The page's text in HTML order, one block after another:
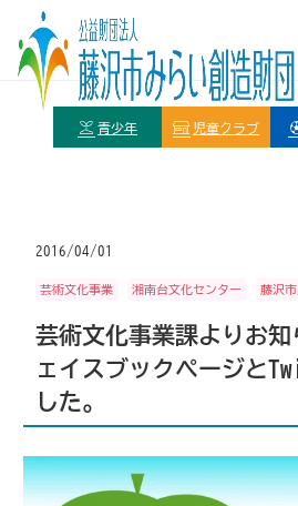
青少年 児童クラブ
2016/04/01
芸術文化事業 湘南台文化センター 藤沢
芸術文化事業課よりお
ェイスブックページと
した。